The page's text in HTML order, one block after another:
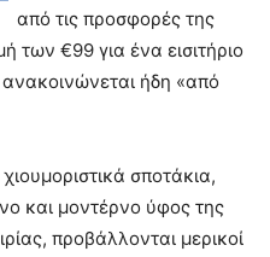
από τις προσφορές της
των €99 για ένα εισιτήριο
ήδη «από
σποτάκια,
και μοντέρνο ύφος της
προβάλλονται μερικοί